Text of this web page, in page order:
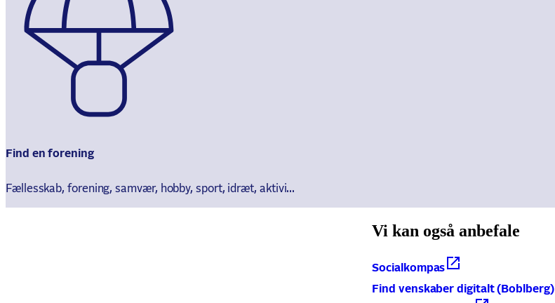
Find en forening
Fællesskab, forening, samvær, hobby, sport, idræt, aktivi...
Vi kan også anbefale
Socialkompas
Find venskaber digitalt (Boblberg)